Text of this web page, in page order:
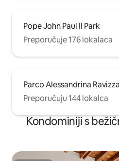
Pope John Paul II Park
Preporučuje 176 lokalaca
Parco Alessandrina Ravizza
Preporučuju 144 lokalca
Kondominiji s